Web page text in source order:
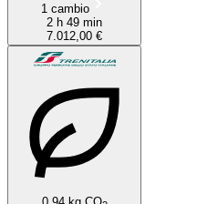
1 cambio
2 h 49 min
7.012,00 €